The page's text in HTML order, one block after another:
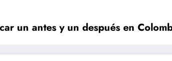
un antes y un después en